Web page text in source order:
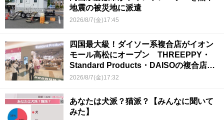
地震の被災地に派遣
2026/8/7(金)17:45
四国最大級！ダイソー系複合店がイオン
モール高松にオープン THREEPPY・
Standard Products・DAISOの複合店は
香川県初
2026/8/7(金)17:32
あなたは犬派？猫派？【みんなに聞いて
みた】